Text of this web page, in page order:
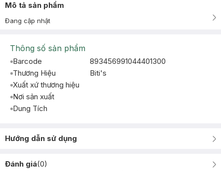
Mô tả sản phẩm
Đang cập nhật
Thông số sản phẩm
Barcode
893456991044401300
Thương Hiệu
Biti's
Xuất xứ thương hiệu
Nơi sản xuất
Dung Tích
Hướng dẫn sử dụng
Đánh giá(0)